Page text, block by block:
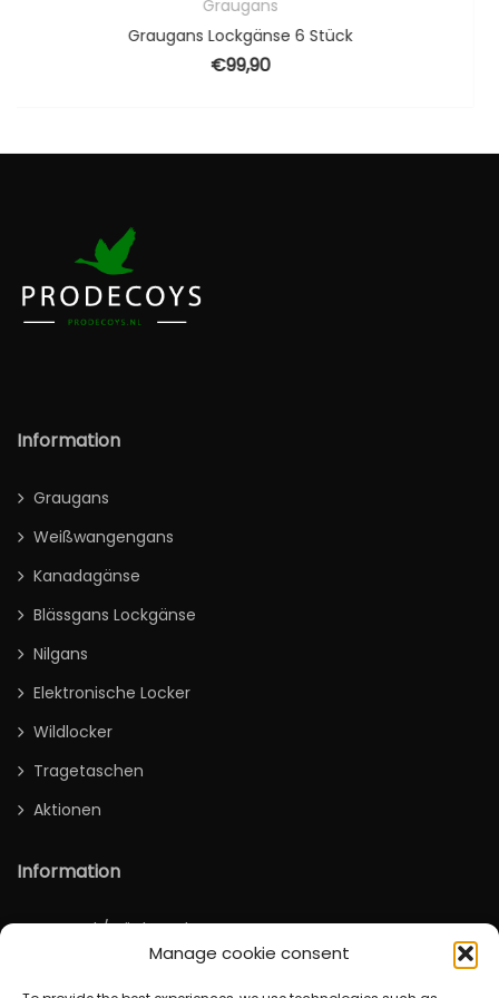
Manage cookie consent
decoy-Rigs 12er
Information
Graugans
Weißwangengans
Kanadagänse
Blässgans Lockgänse
Nilgans
Elektronische Locker
Wildlocker
Tragetaschen
Aktionen
Information
Versand / Rücksendung